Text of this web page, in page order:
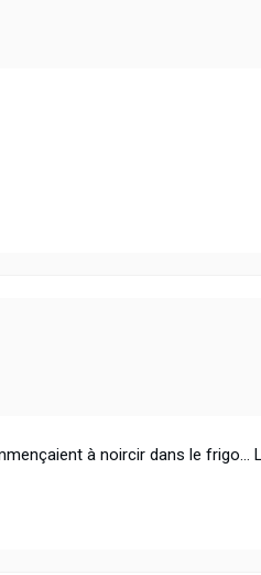
à noircir dans le frigo…